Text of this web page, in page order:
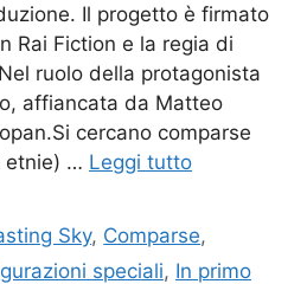
Il progetto è firmato
Rai Fiction e la regia di
ruolo della protagonista
affiancata da Matteo
cercano comparse
etnie) … Leggi tutto
Sky, Comparse,
speciali, In primo